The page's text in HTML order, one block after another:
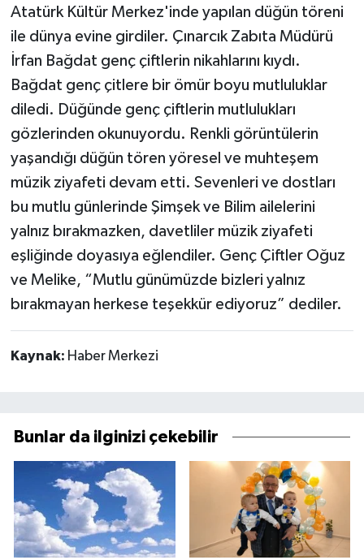
Atatürk Kültür Merkez'inde yapılan düğün töreni
ile dünya evine girdiler. Çınarcık Zabıta Müdürü
İrfan Bağdat genç çiftlerin nikahlarını kıydı.
Bağdat genç çitlere bir ömür boyu mutluluklar
diledi. Düğünde genç çiftlerin mutlulukları
gözlerinden okunuyordu. Renkli görüntülerin
yaşandığı düğün tören yöresel ve muhteşem
müzik ziyafeti devam etti. Sevenleri ve dostları
bu mutlu günlerinde Şimşek ve Bilim ailelerini
yalnız bırakmazken, davetliler müzik ziyafeti
eşliğinde doyasıya eğlendiler. Genç Çiftler Oğuz
ve Melike, “Mutlu günümüzde bizleri yalnız
bırakmayan herkese teşekkür ediyoruz” dediler.
Kaynak: Haber Merkezi
Bunlar da ilginizi çekebilir